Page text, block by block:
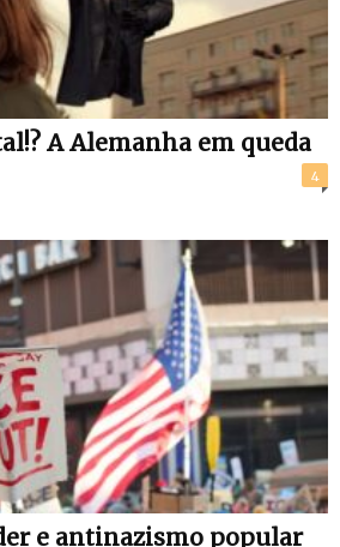
A Alemanha em queda
4
e antinazismo popular